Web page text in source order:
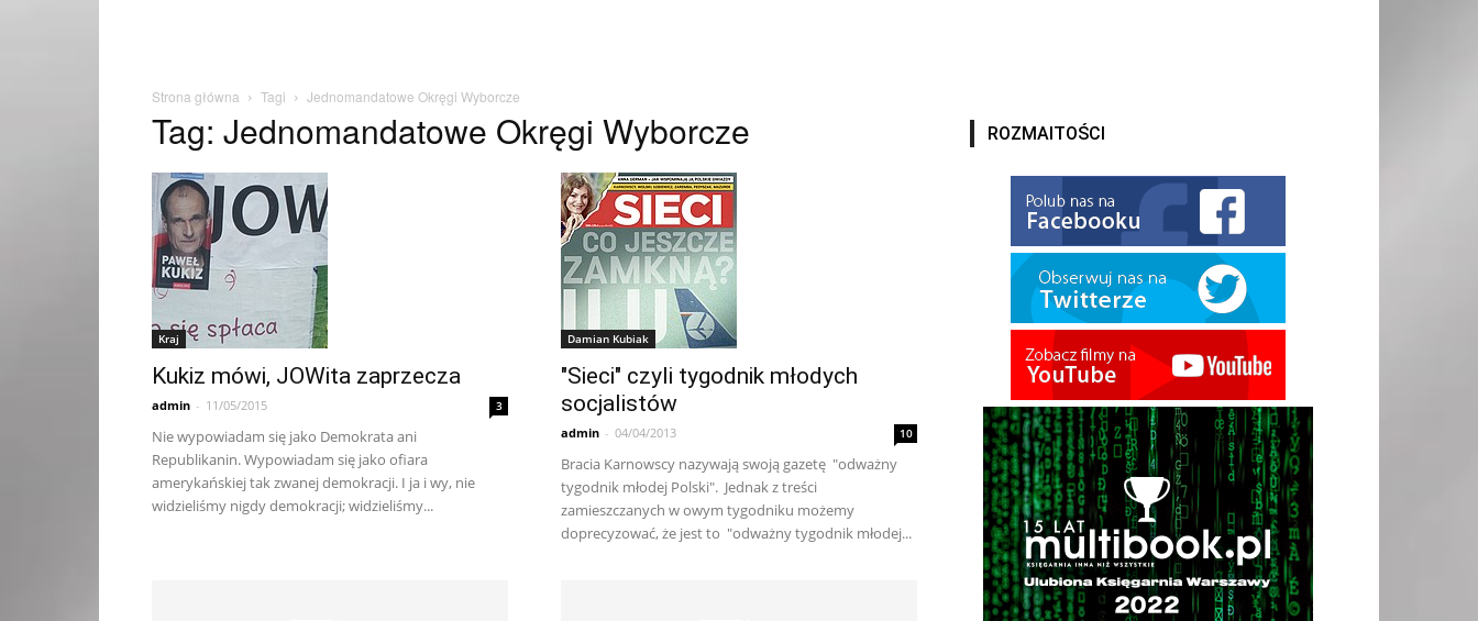
Strona główna Tagi Jednomandatowe Okręgi Wyborcze
Tag: Jednomandatowe Okręgi Wyborcze
Kraj
Kukiz mówi, JOWita zaprzecza
admin - 11/05/2015 3
Nie wypowiadam się jako Demokrata ani
Republikanin. Wypowiadam się jako ofiara
amerykańskiej tak zwanej demokracji. I ja i wy, nie
widzieliśmy nigdy demokracji; widzieliśmy...
Damian Kubiak
"Sieci" czyli tygodnik młodych
socjalistów
admin - 04/04/2013 10
Bracia Karnowscy nazywają swoją gazetę "odważny
tygodnik młodej Polski". Jednak z treści
zamieszczanych w owym tygodniku możemy
doprecyzować, że jest to "odważny tygodnik młodej...
ROZMAITOŚCI